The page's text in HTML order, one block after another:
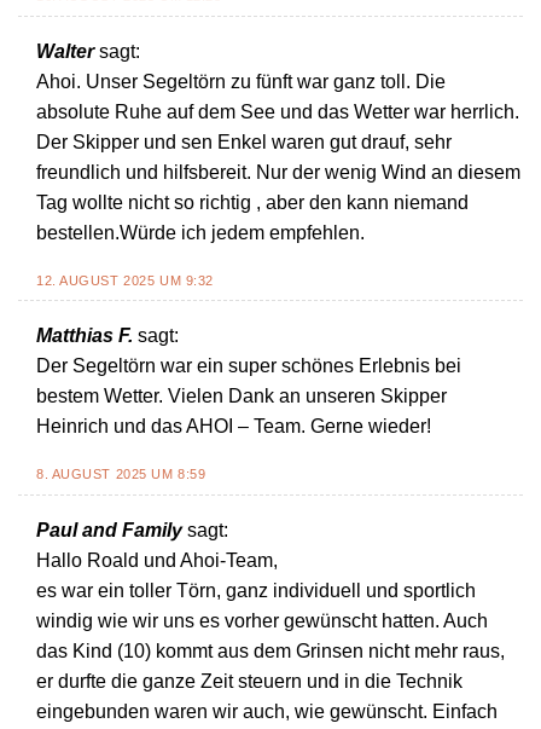
Walter sagt:
Ahoi. Unser Segeltörn zu fünft war ganz toll. Die
absolute Ruhe auf dem See und das Wetter war herrlich.
Der Skipper und sen Enkel waren gut drauf, sehr
freundlich und hilfsbereit. Nur der wenig Wind an diesem
Tag wollte nicht so richtig , aber den kann niemand
bestellen.Würde ich jedem empfehlen.
12. AUGUST 2025 UM 9:32
Matthias F. sagt:
Der Segeltörn war ein super schönes Erlebnis bei
bestem Wetter. Vielen Dank an unseren Skipper
Heinrich und das AHOI – Team. Gerne wieder!
8. AUGUST 2025 UM 8:59
Paul and Family sagt:
Hallo Roald und Ahoi-Team,
es war ein toller Törn, ganz individuell und sportlich
windig wie wir uns es vorher gewünscht hatten. Auch
das Kind (10) kommt aus dem Grinsen nicht mehr raus,
er durfte die ganze Zeit steuern und in die Technik
eingebunden waren wir auch, wie gewünscht. Einfach